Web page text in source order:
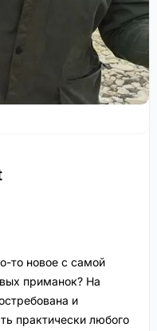
то новое с самой
приманок? На
и
практически любого